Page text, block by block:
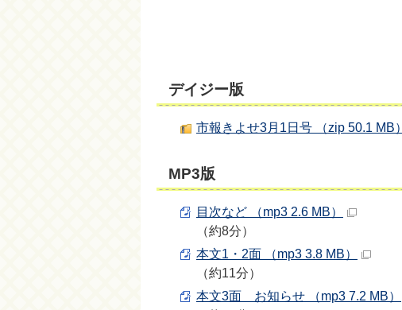
デイジー版
市報きよせ3月1日号 （zip 50.1 MB）
MP3版
目次など （mp3 2.6 MB）
（約8分）
本文1・2面 （mp3 3.8 MB）
（約11分）
本文3面 お知らせ （mp3 7.2 MB）